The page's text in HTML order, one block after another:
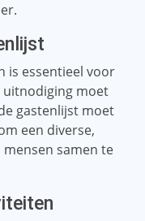
is essentieel voor
uitnodiging moet
gastenlijst moet
een ​​diverse,
samen te